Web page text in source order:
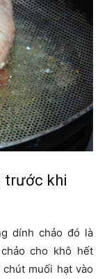
trước khi
dính chảo đó là
cho khô hết
muối hạt vào